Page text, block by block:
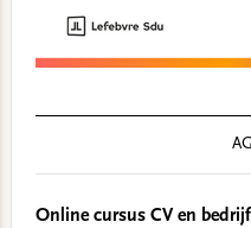
Online cursus CV en